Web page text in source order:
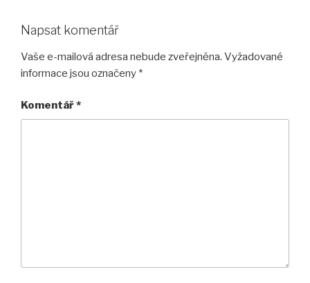
Napsat komentář
Vaše e-mailová adresa nebude zveřejněna. Vyžadované
informace jsou označeny *
Komentář*